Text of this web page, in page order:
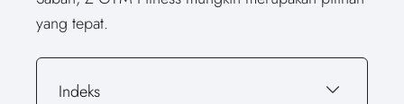
yang tepat.
Indeks